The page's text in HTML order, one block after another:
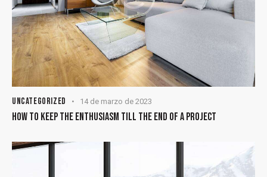
UNCATEGORIZED 14 de marzo de 2023
HOW TO KEEP THE ENTHUSIASM TILL THE END OF A PROJECT